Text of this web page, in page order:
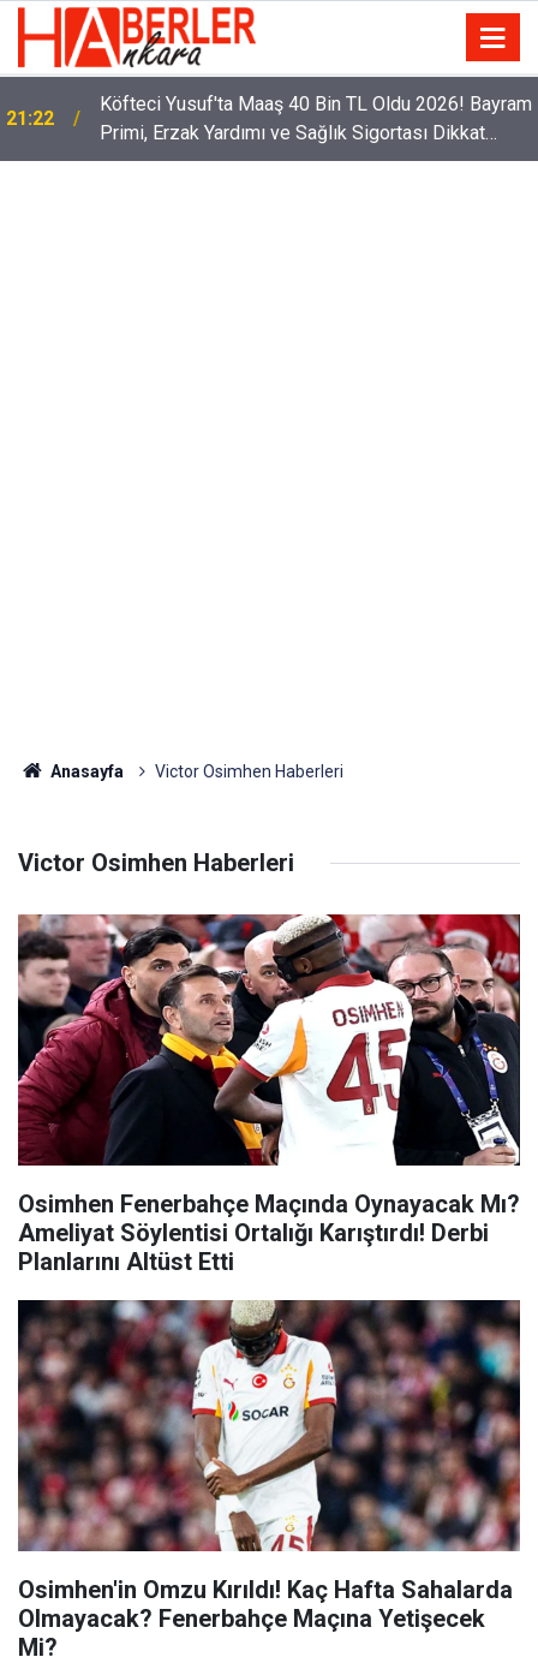
12:33
Sürücüler Dikkat! Yeni Dönemde 3 İhlal Ehliyet
İptaline Neden Olacak
Anasayfa Victor Osimhen Haberleri
Victor Osimhen Haberleri
Osimhen Fenerbahçe Maçında Oynayacak Mı?
Ameliyat Söylentisi Ortalığı Karıştırdı! Derbi
Planlarını Altüst Etti
Osimhen'in Omzu Kırıldı! Kaç Hafta Sahalarda
Olmayacak? Fenerbahçe Maçına Yetişecek
Mi?